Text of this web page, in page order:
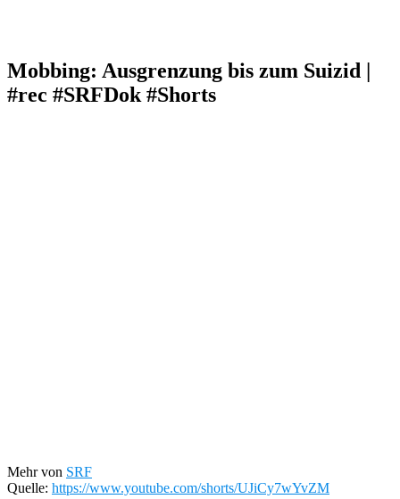
Mobbing: Ausgrenzung bis zum Suizid |
#rec #SRFDok #Shorts
Mehr von SRF
Quelle: https://www.youtube.com/shorts/UJiCy7wYvZM